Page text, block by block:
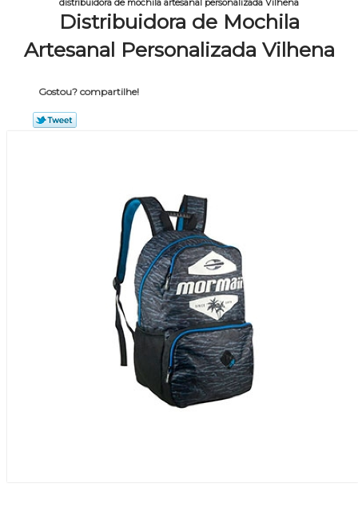
distribuidora de mochila artesanal personalizada Vilhena
Distribuidora de Mochila
Artesanal Personalizada Vilhena
Gostou? compartilhe!